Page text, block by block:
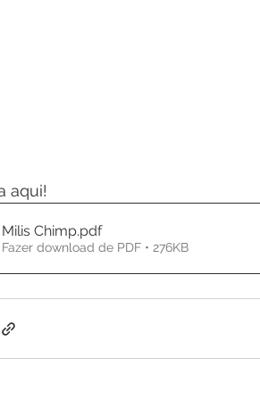
aqui!
Milis Chimp.pdf
Fazer download de PDF • 276KB